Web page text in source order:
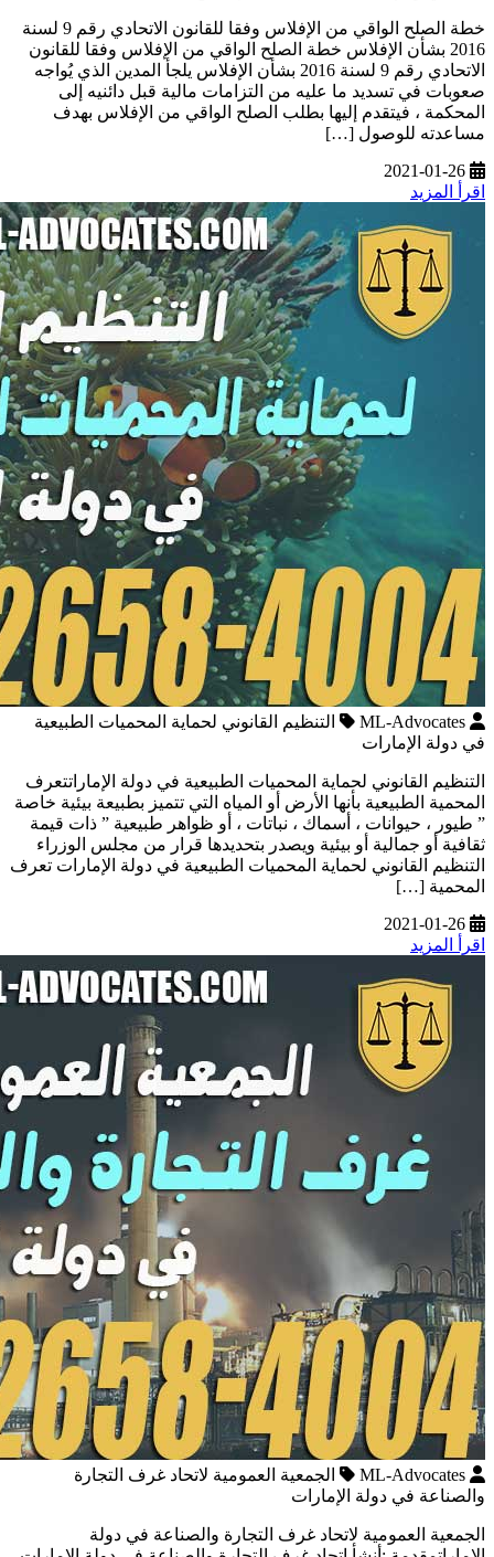
خطة الصلح الواقي من الإفلاس وفقا للقانون الاتحادي رقم 9 لسنة
2016 بشأن الإفلاس خطة الصلح الواقي من الإفلاس وفقا للقانون
الاتحادي رقم 9 لسنة 2016 بشأن الإفلاس يلجأ المدين الذي يُواجه
صعوبات في تسديد ما عليه من التزامات مالية قبل دائنيه إلى
المحكمة ، فيتقدم إليها بطلب الصلح الواقي من الإفلاس بهدف
مساعدته للوصول […]
2021-01-26
اقرأ المزيد
ML-Advocates
التنظيم القانوني لحماية المحميات الطبيعية
في دولة الإمارات
التنظيم القانوني لحماية المحميات الطبيعية في دولة الإماراتتعرف
المحمية الطبيعية بأنها الأرض أو المياه التي تتميز بطبيعة بيئية خاصة
” طيور ، حيوانات ، أسماك ، نباتات ، أو ظواهر طبيعية ” ذات قيمة
ثقافية أو جمالية أو بيئية ويصدر بتحديدها قرار من مجلس الوزراء
التنظيم القانوني لحماية المحميات الطبيعية في دولة الإمارات تعرف
المحمية […]
2021-01-26
اقرأ المزيد
ML-Advocates
الجمعية العمومية لاتحاد غرف التجارة
والصناعة في دولة الإمارات
الجمعية العمومية لاتحاد غرف التجارة والصناعة في دولة